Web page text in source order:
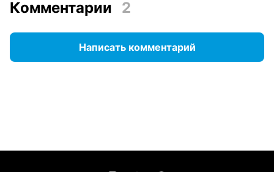
Комментарии 2
Написать комментарий